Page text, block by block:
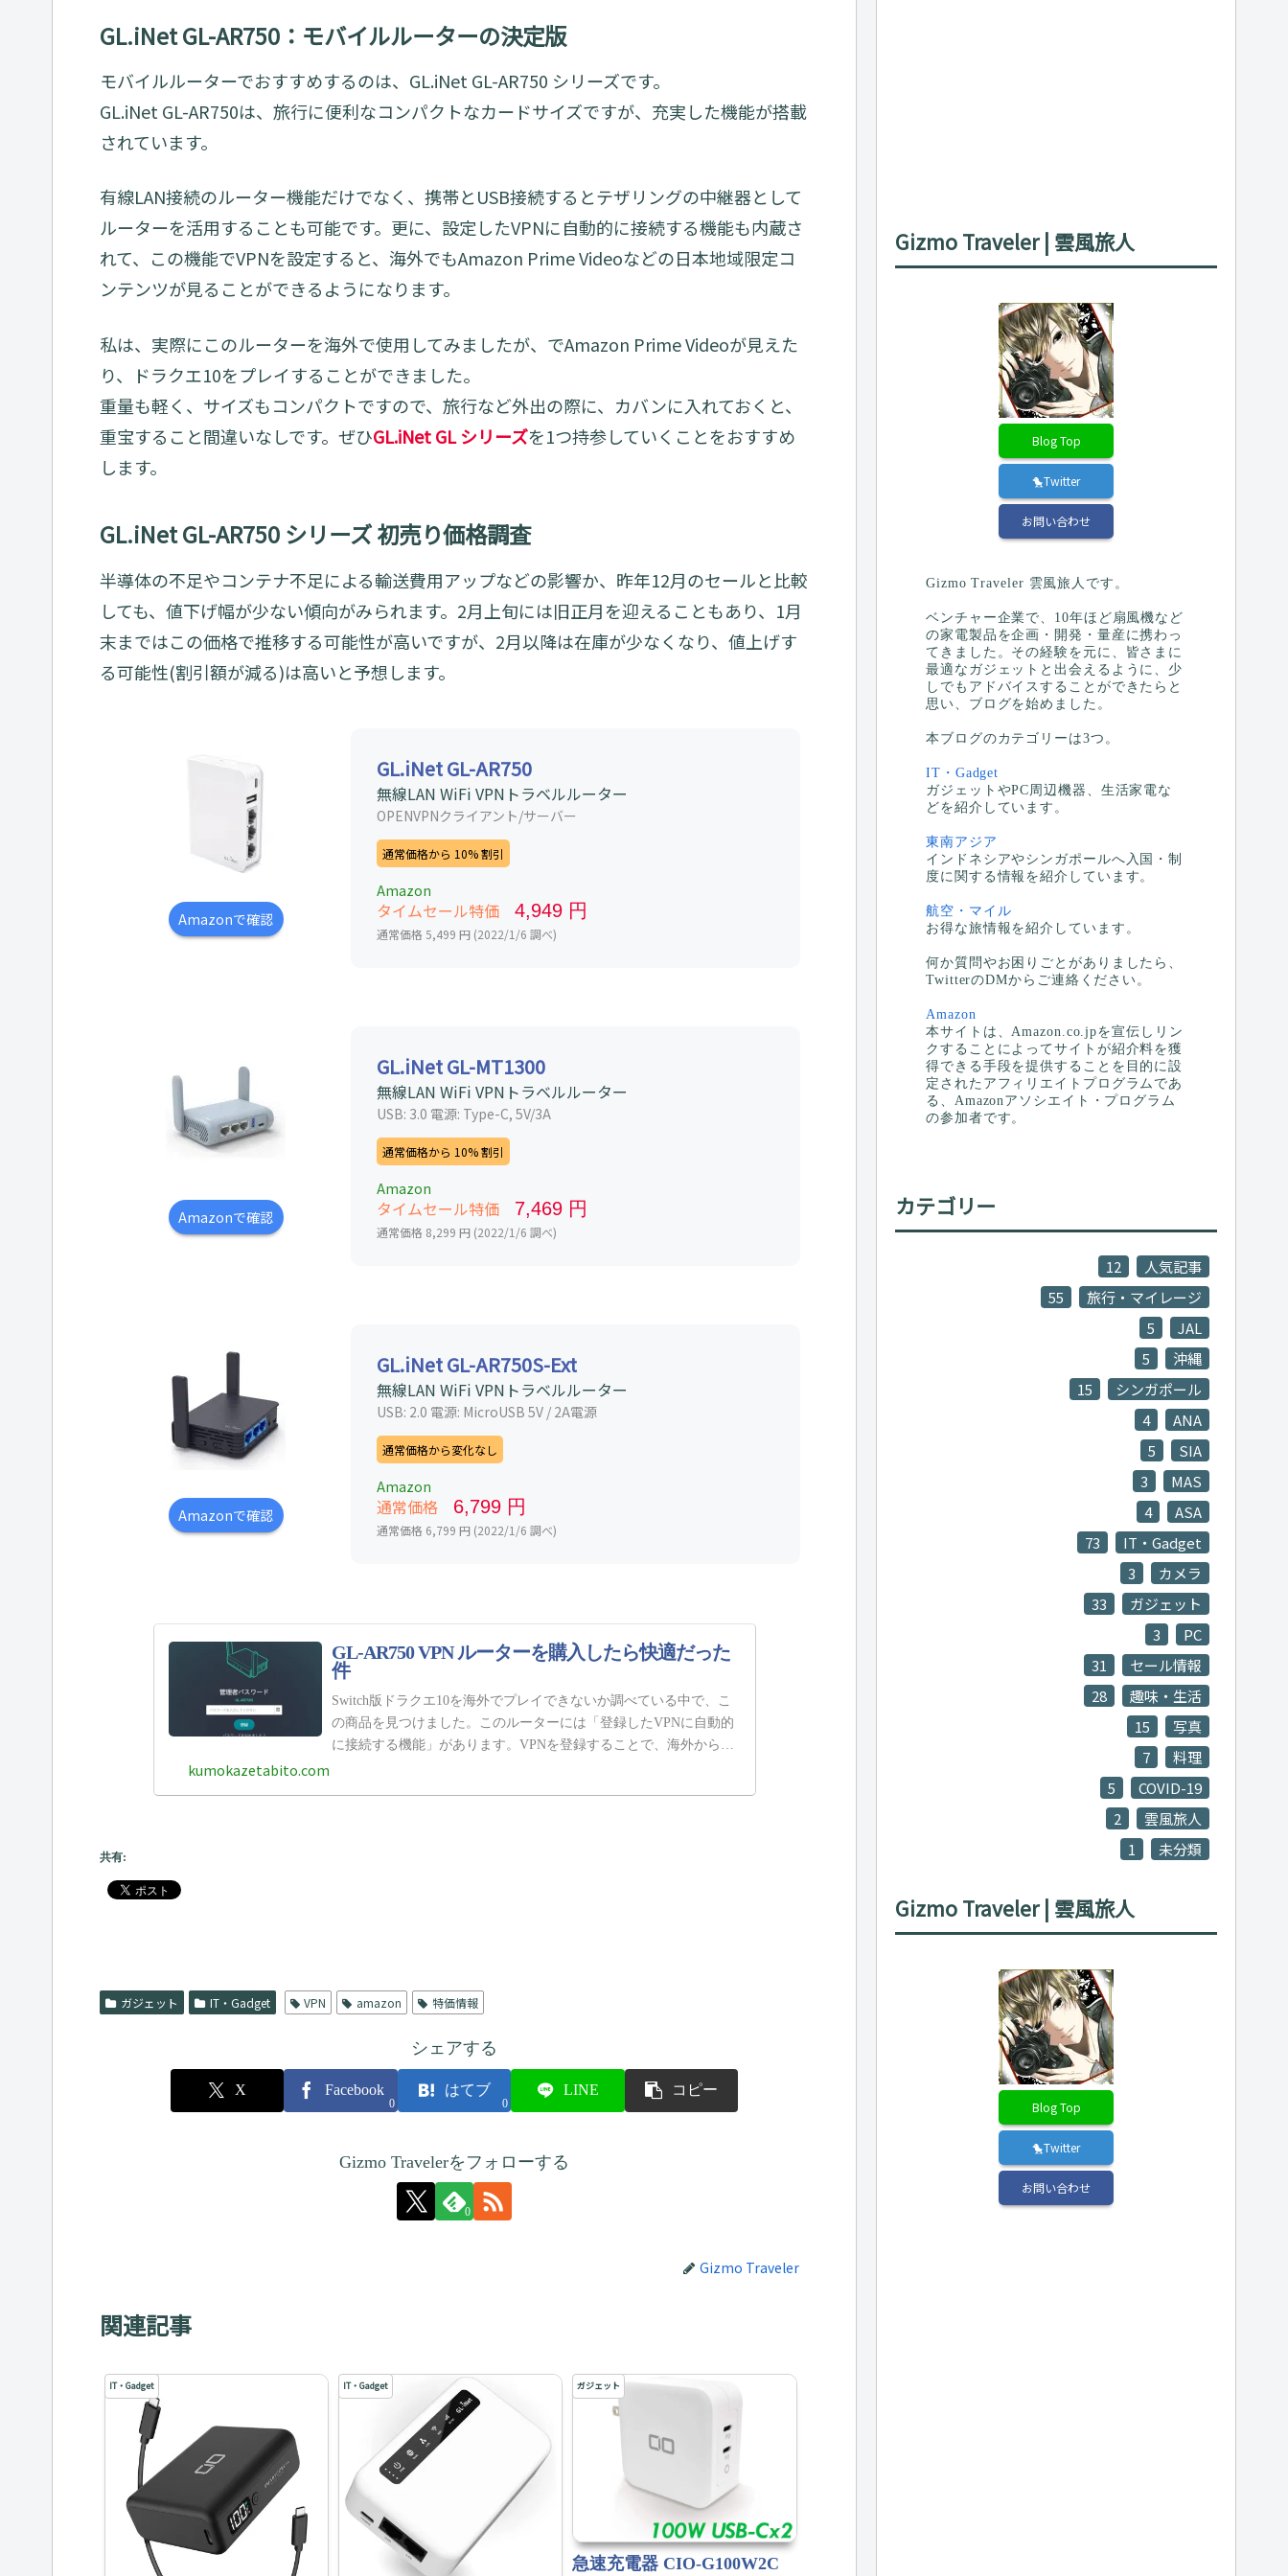
GL.iNet GL-AR750：モバイルルーターの決定版
モバイルルーターでおすすめするのは、GL.iNet GL-AR750 シリーズです。
GL.iNet GL-AR750は、旅行に便利なコンパクトなカードサイズですが、充実した機能が搭載
されています。
有線LAN接続のルーター機能だけでなく、携帯とUSB接続するとテザリングの中継器として
ルーターを活用することも可能です。更に、設定したVPNに自動的に接続する機能も内蔵さ
れて、この機能でVPNを設定すると、海外でもAmazon Prime Videoなどの日本地域限定コ
ンテンツが見ることができるようになります。
私は、実際にこのルーターを海外で使用してみましたが、でAmazon Prime Videoが見えた
り、ドラクエ10をプレイすることができました。
重量も軽く、サイズもコンパクトですので、旅行など外出の際に、カバンに入れておくと、
重宝すること間違いなしです。ぜひGL.iNet GL シリーズを1つ持参していくことをおすすめ
します。
GL.iNet GL-AR750 シリーズ 初売り価格調査
半導体の不足やコンテナ不足による輸送費用アップなどの影響か、昨年12月のセールと比較
しても、値下げ幅が少ない傾向がみられます。2月上旬には旧正月を迎えることもあり、1月
末まではこの価格で推移する可能性が高いですが、2月以降は在庫が少なくなり、値上げす
る可能性(割引額が減る)は高いと予想します。
Amazonで確認
GL.iNet GL-AR750
無線LAN WiFi VPNトラベルルーター
OPENVPNクライアント/サーバー
通常価格から 10% 割引
Amazon
タイムセール特価 4,949 円
通常価格 5,499 円 (2022/1/6 調べ)
Amazonで確認
GL.iNet GL-MT1300
無線LAN WiFi VPNトラベルルーター
USB: 3.0 電源: Type-C, 5V/3A
通常価格から 10% 割引
Amazon
タイムセール特価 7,469 円
通常価格 8,299 円 (2022/1/6 調べ)
Amazonで確認
GL.iNet GL-AR750S-Ext
無線LAN WiFi VPNトラベルルーター
USB: 2.0 電源: MicroUSB 5V / 2A電源
通常価格から変化なし
Amazon
通常価格 6,799 円
通常価格 6,799 円 (2022/1/6 調べ)
GL-AR750 VPN ルーターを購入したら快適だった
件
Switch版ドラクエ10を海外でプレイできないか調べている中で、こ
の商品を見つけました。このルーターには「登録したVPNに自動的
に接続する機能」があります。VPNを登録することで、海外からで
kumokazetabito.com
共有:
ガジェット IT・Gadget VPN amazon 特価情報
シェアする
X Facebook
0
はてブ
0
LINE コピー
Gizmo Travelerをフォローする
0
Gizmo Traveler
関連記事
IT・Gadget IT・Gadget ガジェット
急速充電器 CIO-G100W2C
Gizmo Traveler | 雲風旅人
Blog Top
🐤Twitter
お問い合わせ
Gizmo Traveler 雲風旅人です。
ベンチャー企業で、10年ほど扇風機など
の家電製品を企画・開発・量産に携わっ
てきました。その経験を元に、皆さまに
最適なガジェットと出会えるように、少
しでもアドバイスすることができたらと
思い、ブログを始めました。
本ブログのカテゴリーは3つ。
IT・Gadget
ガジェットやPC周辺機器、生活家電な
どを紹介しています。
東南アジア
インドネシアやシンガポールへ入国・制
度に関する情報を紹介しています。
航空・マイル
お得な旅情報を紹介しています。
何か質問やお困りごとがありましたら、
TwitterのDMからご連絡ください。
Amazon
本サイトは、Amazon.co.jpを宣伝しリン
クすることによってサイトが紹介料を獲
得できる手段を提供することを目的に設
定されたアフィリエイトプログラムであ
る、Amazonアソシエイト・プログラム
の参加者です。
カテゴリー
人気記事
12
旅行・マイレージ
55
JAL
5
沖縄
5
シンガポール
15
ANA
4
SIA
5
MAS
3
ASA
4
IT・Gadget
73
カメラ
3
ガジェット
33
PC
3
セール情報
31
趣味・生活
28
写真
15
料理
7
COVID-19
5
雲風旅人
2
未分類
1
Gizmo Traveler | 雲風旅人
Blog Top
🐤Twitter
お問い合わせ